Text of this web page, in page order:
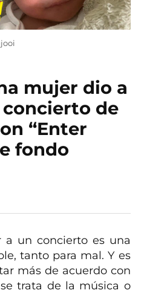
mujer dio a
de
“Enter
fondo
un concierto es una
tanto para mal. Y es
más de acuerdo con
trata de la música o